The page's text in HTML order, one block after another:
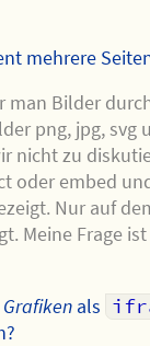
mehrere
man Bilder
png, jpg, svg
nicht zu
oder embed
Nur auf
Meine Frage
als